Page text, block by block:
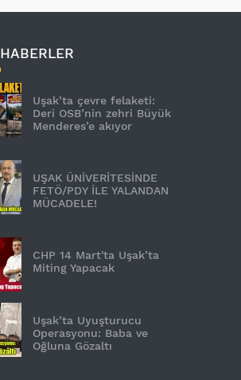
HABERLER
Uşak’ta çevre felaketi:
Deri OSB’nin zehri Büyük
Menderes’e akıyor
UŞAK ÜNİVERİTESİNDE
FETÖ/PDY İLE YALANDAN
MÜCADELE!
CHP 14 Mart'ta Uşak’ta
Miting Yapacak
Uşak’ta Uyuşturucu
Operasyonu: Baba ve
Oğluna Gözaltı